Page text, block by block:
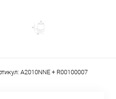
A2010NNE + R00100007